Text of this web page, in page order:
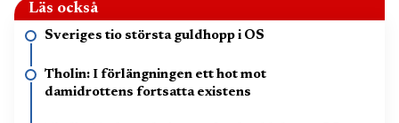
Läs också
Sveriges tio största guldhopp i OS
Tholin: I förlängningen ett hot mot
damidrottens fortsatta existens